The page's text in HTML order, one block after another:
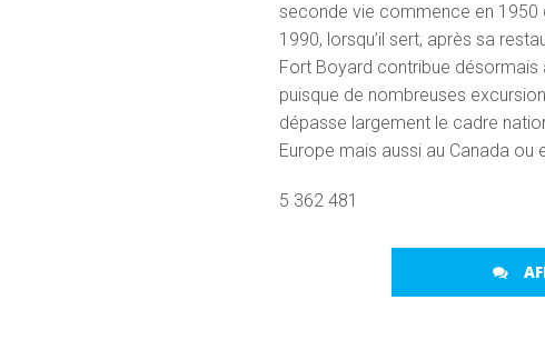
seconde vie commence en 1950
1990, lorsqu’il sert, après sa
Fort Boyard contribue
puisque de nombreuses
dépasse largement le cadre
Europe mais aussi au Canada ou
5 362 481